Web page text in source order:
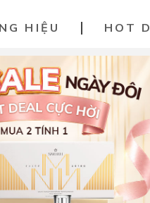
HIỆU HOT